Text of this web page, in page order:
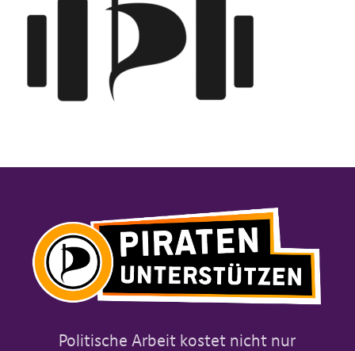
Politische Arbeit kostet nicht nur